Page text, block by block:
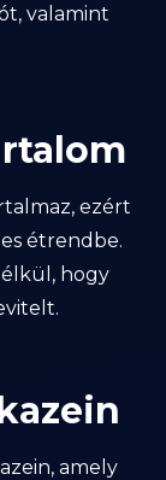
valamint
ezért
étrendbe.
hogy
amely